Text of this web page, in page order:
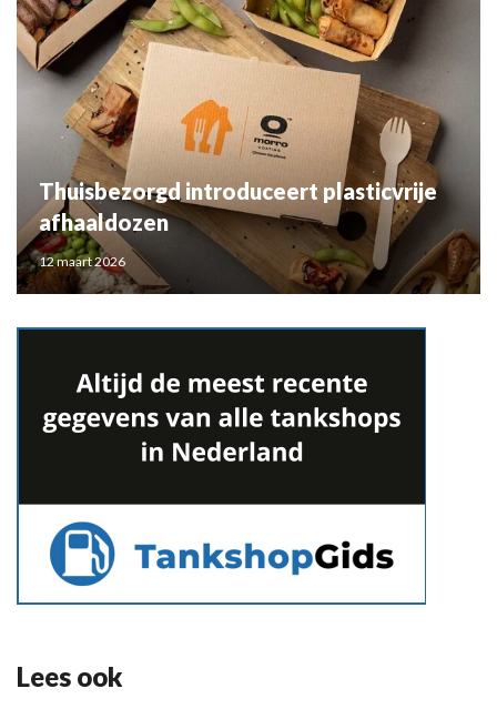
Thuisbezorgd introduceert plasticvrije
afhaaldozen
12 maart 2026
Lees ook